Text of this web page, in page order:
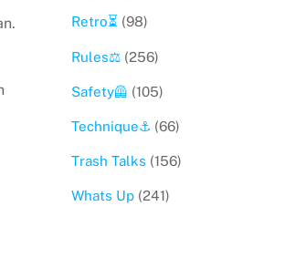
Retro⏳(98)
Rules⚖️(256)
Safety🦺 (105)
Technique⚓️ (66)
Trash Talks (156)
Whats Up(241)